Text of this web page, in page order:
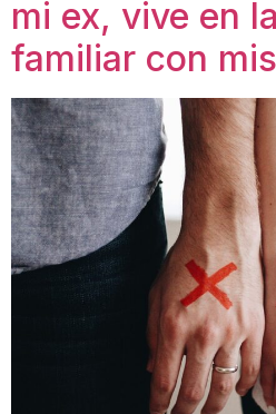
mi ex, vive en
familiar con